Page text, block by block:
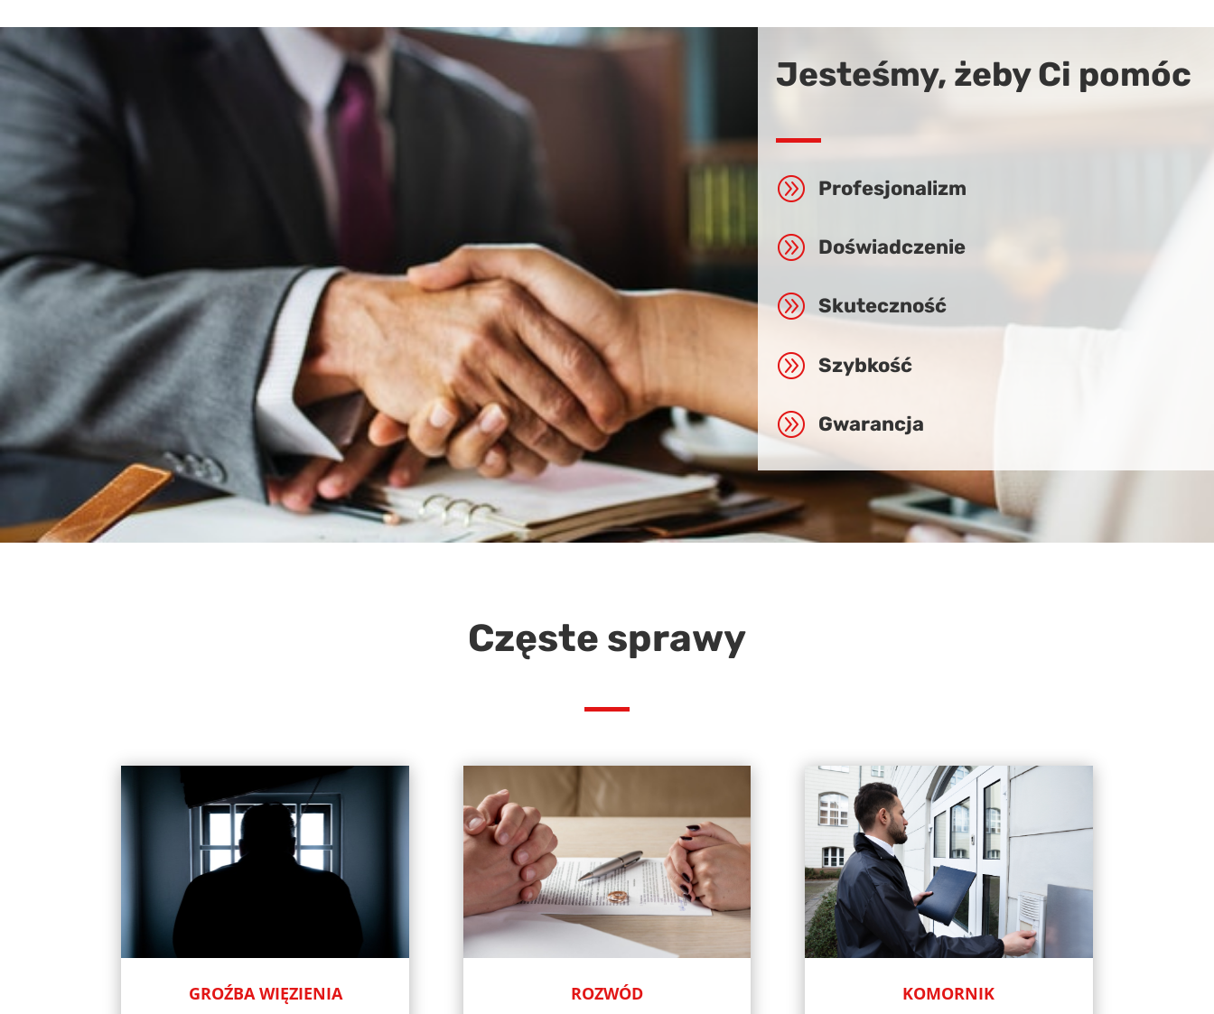
Jesteśmy, żeby Ci pomóc
A Profesjonalizm
A Doświadczenie
A Skuteczność
A Szybkość
A Gwarancja
Częste sprawy
GROŹBA WIĘZIENIA ROZWÓD KOMORNIK